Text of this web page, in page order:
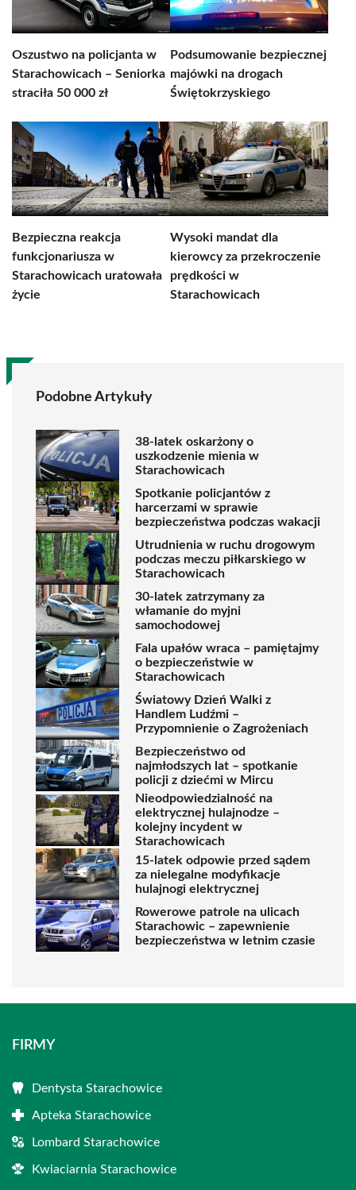
Oszustwo na policjanta w
Starachowicach – Seniorka
straciła 50 000 zł
Podsumowanie bezpiecznej
majówki na drogach
Świętokrzyskiego
Bezpieczna reakcja
funkcjonariusza w
Starachowicach uratowała
życie
Wysoki mandat dla
kierowcy za przekroczenie
prędkości w
Starachowicach
Podobne Artykuły
38-latek oskarżony o
uszkodzenie mienia w
Starachowicach
Spotkanie policjantów z
harcerzami w sprawie
bezpieczeństwa podczas wakacji
Utrudnienia w ruchu drogowym
podczas meczu piłkarskiego w
Starachowicach
30-latek zatrzymany za
włamanie do myjni
samochodowej
Fala upałów wraca – pamiętajmy
o bezpieczeństwie w
Starachowicach
Światowy Dzień Walki z
Handlem Ludźmi –
Przypomnienie o Zagrożeniach
Bezpieczeństwo od
najmłodszych lat – spotkanie
policji z dziećmi w Mircu
Nieodpowiedzialność na
elektrycznej hulajnodze –
kolejny incydent w
Starachowicach
15-latek odpowie przed sądem
za nielegalne modyfikacje
hulajnogi elektrycznej
Rowerowe patrole na ulicach
Starachowic – zapewnienie
bezpieczeństwa w letnim czasie
FIRMY
Dentysta Starachowice
Apteka Starachowice
Lombard Starachowice
Kwiaciarnia Starachowice